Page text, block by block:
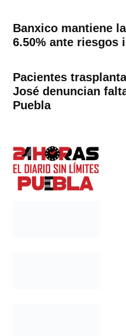
Banxico mantiene
6.50% ante riesgos
Pacientes
José denuncian
Puebla